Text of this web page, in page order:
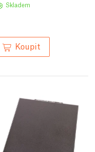
Skladem
Koupit